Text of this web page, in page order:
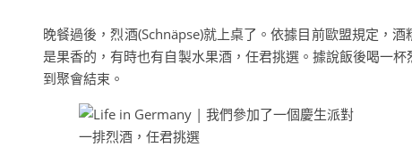
晚餐過後，烈酒(Schnäpse)就上桌了。依據目前歐盟規定，
是果香的，有時也有自製水果酒，任君挑選。據說飯後喝一
到聚會結束。
一排烈酒，任君挑選